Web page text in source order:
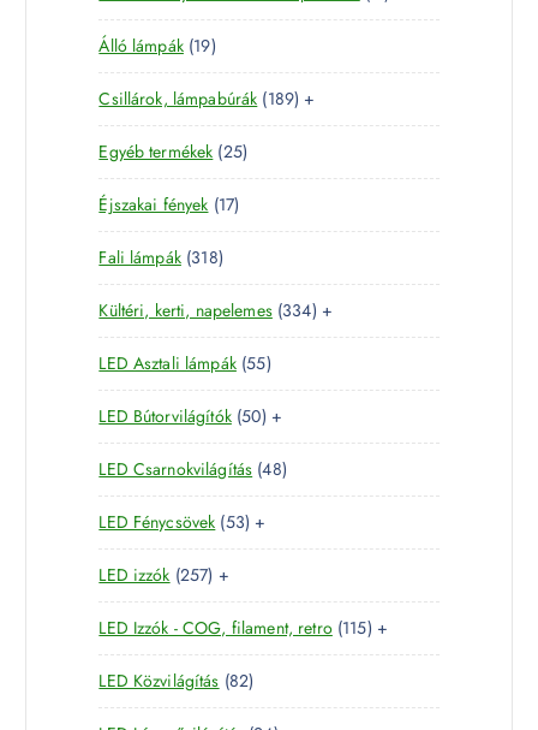
m
k
r
é
1
e
m
k
Álló lámpák 191
9
t
e
r
m
é
k
Csillárok, lámpabúrák 1891
8
t
r
é
k
+
Egyéb termékek 252
5
e
m
é
k
Éjszakai fények 171
7
e
r
m
é
k
Fali lámpák 3183
1
8
t
e
r
m
é
k
Kültéri, kerti, napelemes 3343
3
t
r
é
+
LED Asztali lámpák 555
5
t
e
r
m
k
LED Bútorvilágítók 505
0
t
e
r
m
k
+
LED Csarnokvilágítás 484
8
e
m
é
k
LED Fénycsövek 535
3
e
r
m
é
k
+
LED izzók 2572
5
7
t
e
r
+
LED Izzók - COG, filament, retro 1151
1
t
+
LED Közvilágítás 828
2